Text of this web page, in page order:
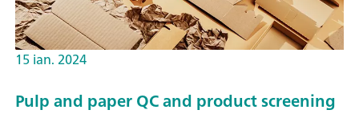
15 ian. 2024
Pulp and paper QC and product screening